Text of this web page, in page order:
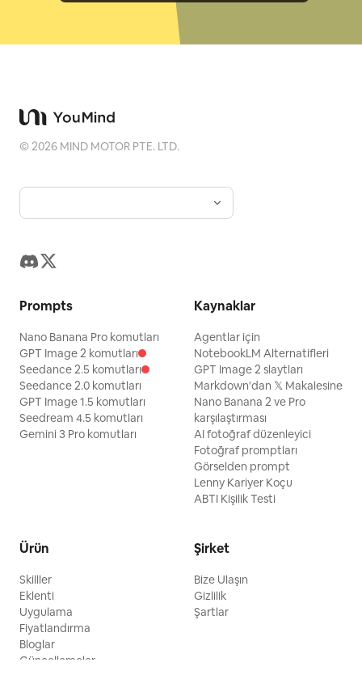
©2026 MIND MOTOR PTE. LTD.
Prompts
Nano Banana Pro komutları
GPT Image 2 komutları
Seedance 2.5 komutları
Seedance 2.0 komutları
GPT Image 1.5 komutları
Seedream 4.5 komutları
Gemini 3 Pro komutları
Kaynaklar
Agentlar için
NotebookLM Alternatifleri
GPT Image 2 slaytları
Markdown'dan 𝕏 Makalesine
Nano Banana 2 ve Pro
karşılaştırması
AI fotoğraf düzenleyici
Fotoğraf promptları
Görselden prompt
Lenny Kariyer Koçu
ABTI Kişilik Testi
Ürün
Skilller
Eklenti
Uygulama
Fiyatlandırma
Bloglar
Güncellemeler
Şirket
Bize Ulaşın
Gizlilik
Şartlar